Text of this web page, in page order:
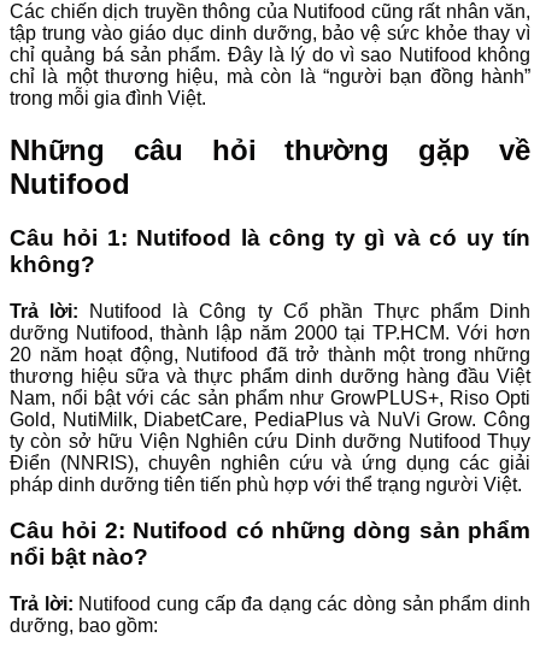
Các chiến dịch truyền thông của Nutifood cũng rất nhân văn,
tập trung vào giáo dục dinh dưỡng, bảo vệ sức khỏe thay vì
chỉ quảng bá sản phẩm. Đây là lý do vì sao Nutifood không
chỉ là một thương hiệu, mà còn là “người bạn đồng hành”
trong mỗi gia đình Việt.
Những câu hỏi thường gặp về
Nutifood
Câu hỏi 1: Nutifood là công ty gì và có uy tín
không?
Trả lời:
Nutifood là Công ty Cổ phần Thực phẩm Dinh
dưỡng Nutifood, thành lập năm 2000 tại TP.HCM. Với hơn
20 năm hoạt động, Nutifood đã trở thành một trong những
thương hiệu sữa và thực phẩm dinh dưỡng hàng đầu Việt
Nam, nổi bật với các sản phẩm như GrowPLUS+, Riso Opti
Gold, NutiMilk, DiabetCare, PediaPlus và NuVi Grow. Công
ty còn sở hữu Viện Nghiên cứu Dinh dưỡng Nutifood Thụy
Điển (NNRIS), chuyên nghiên cứu và ứng dụng các giải
pháp dinh dưỡng tiên tiến phù hợp với thể trạng người Việt.
Câu hỏi 2: Nutifood có những dòng sản phẩm
nổi bật nào?
Trả lời: Nutifood cung cấp đa dạng các dòng sản phẩm dinh
dưỡng, bao gồm: